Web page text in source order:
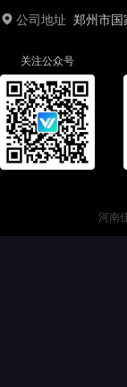
公司地址 郑州市
关注公众号
河南